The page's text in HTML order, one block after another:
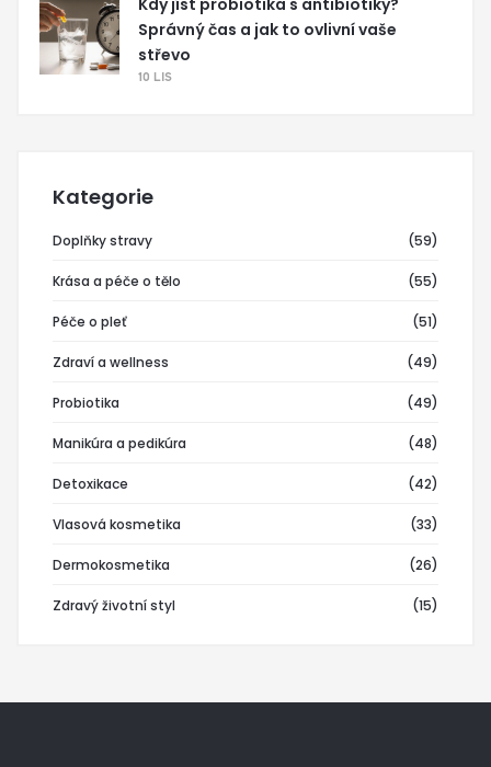
Kdy jíst probiotika s antibiotiky?
Správný čas a jak to ovlivní vaše
střevo
10 LIS
Kategorie
Doplňky stravy (59)
Krása a péče o tělo (55)
Péče o pleť (51)
Zdraví a wellness (49)
Probiotika (49)
Manikúra a pedikúra (48)
Detoxikace (42)
Vlasová kosmetika (33)
Dermokosmetika (26)
Zdravý životní styl (15)